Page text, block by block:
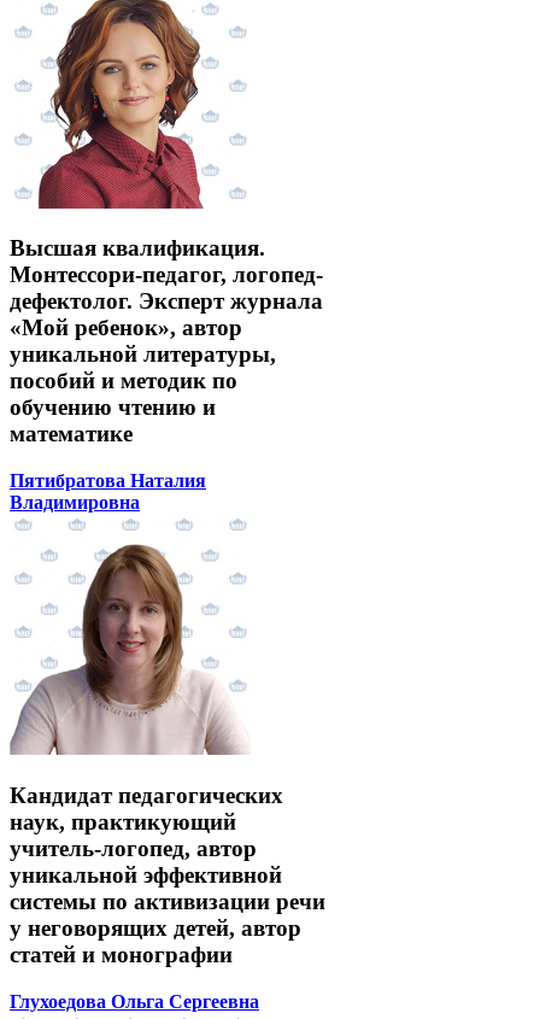
Высшая квалификация.
Монтессори-педагог, логопед-
дефектолог. Эксперт журнала
«Мой ребенок», автор
уникальной литературы,
пособий и методик по
обучению чтению и
математике
Пятибратова Наталия
Владимировна
Кандидат педагогических
наук, практикующий
учитель-логопед, автор
уникальной эффективной
системы по активизации речи
у неговорящих детей, автор
статей и монографии
Глухоедова Ольга Сергеевна